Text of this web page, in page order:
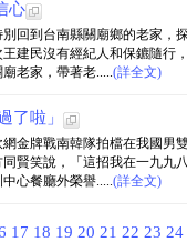
心
回到台南縣關廟鄉的老家，
建民沒有經紀人和保鑣隨行
老家，帶著老.....(詳全文)
了啦」
金牌戰南韓隊拍檔在我國
賢笑說，「這招我在一九九
心餐廳外榮譽.....(詳全文)
17 18 19 20 21 22 23 24